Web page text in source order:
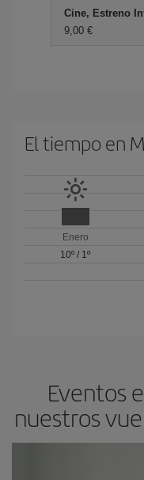
Cine, Estreno
9,00 €
El tiempo en
Enero
10º / 1º
Eventos
nuestros